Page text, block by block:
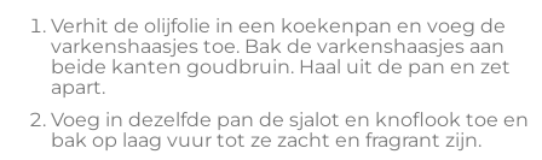
Verhit de olijfolie in een koekenpan en voeg de
varkenshaasjes toe. Bak de varkenshaasjes aan
beide kanten goudbruin. Haal uit de pan en zet
apart.
Voeg in dezelfde pan de sjalot en knoflook toe en
bak op laag vuur tot ze zacht en fragrant zijn.